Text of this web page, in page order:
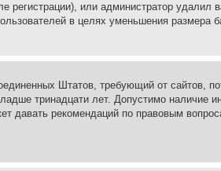
или администратор удалил
в целях уменьшения размера
Штатов, требующий от сайтов,
тринадцати лет. Допустимо наличие
давать рекомендаций по правовым